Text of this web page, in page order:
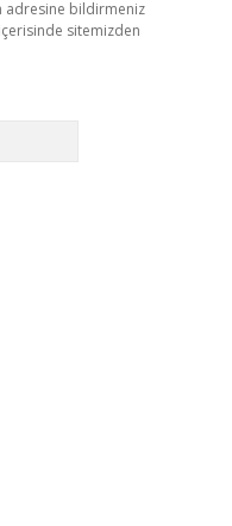
adresine bildirmeniz
sitemizden